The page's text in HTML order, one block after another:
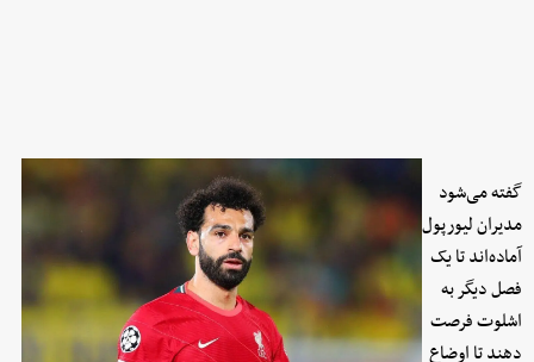
گفته می‌شود
مدیران لیورپول
آماده‌اند تا یک
فصل دیگر به
اشلوت فرصت
دهند تا اوضاع